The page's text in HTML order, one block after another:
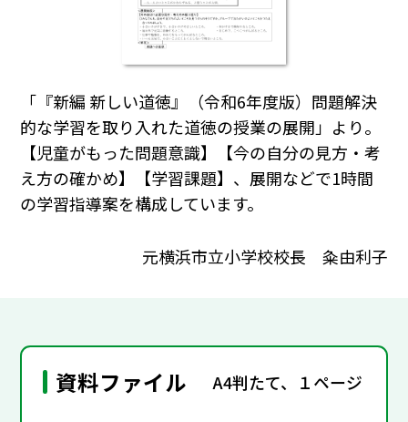
「『新編 新しい道徳』（令和6年度版）問題解決
的な学習を取り入れた道徳の授業の展開」より。
【児童がもった問題意識】【今の自分の見方・考
え方の確かめ】【学習課題】、展開などで1時間
の学習指導案を構成しています。
元横浜市立小学校校長 粂由利子
資料ファイル A4判たて、１ページ